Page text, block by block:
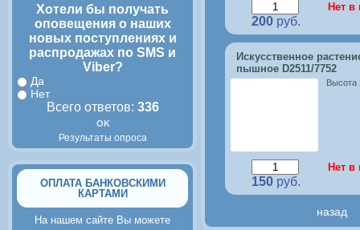
Хотели бы получать
оповещения о наших
новых поступлениях и
распродажах по SMS и
Viber?
Да
Нет
Всего ответов: 336
Результаты опроса
ОПЛАТА БАНКОВСКИМИ
КАРТАМИ
На нашем сайте Вы можете
200руб.
Нет в
Искусственное
пышное D2511/7752
150руб.
Нет в
назад